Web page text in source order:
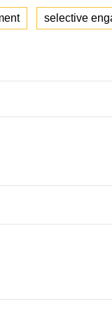
selective